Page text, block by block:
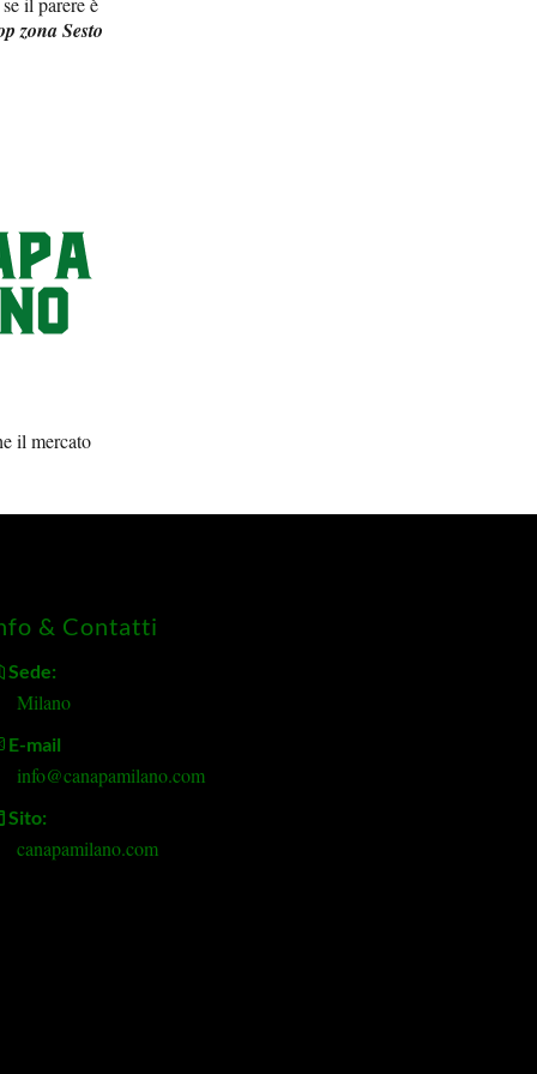
zona Sesto
il mercato
& Contatti
Sede:
Milano
E-mail
info@canapamilano.com
Sito:
canapamilano.com